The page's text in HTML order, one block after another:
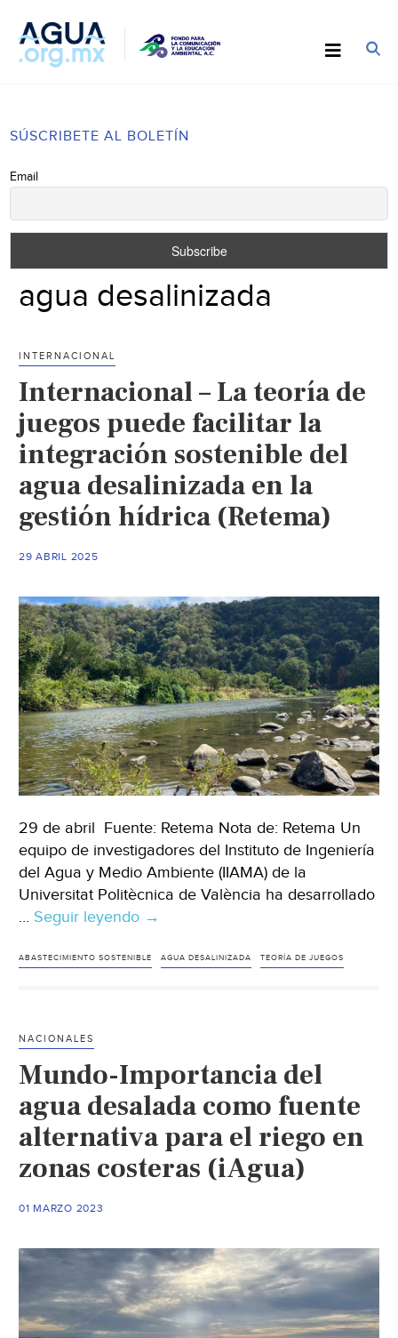
SÚSCRIBETE AL BOLETÍN
Email
agua desalinizada
INTERNACIONAL
Internacional – La teoría de
juegos puede facilitar la
integración sostenible del
agua desalinizada en la
gestión hídrica (Retema)
29 ABRIL 2025
29 de abril Fuente: Retema Nota de: Retema Un
equipo de investigadores del Instituto de Ingeniería
del Agua y Medio Ambiente (IIAMA) de la
Universitat Politècnica de València ha desarrollado
… Seguir leyendo Internacional
La
facilitar
la
integración
sostenible
del
la
gestión
hídrica
(Retema)
→
ABASTECIMIENTO SOSTENIBLE AGUA DESALINIZADA TEORÍA DE JUEGOS
NACIONALES
Mundo-Importancia del
agua desalada como fuente
alternativa para el riego en
zonas costeras (iAgua)
01 MARZO 2023